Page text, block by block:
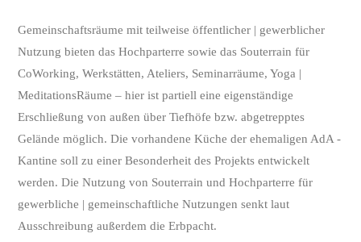
Gemeinschaftsräume mit teilweise öffentlicher | gewerblicher
Nutzung bieten das Hochparterre sowie das Souterrain für
CoWorking, Werkstätten, Ateliers, Seminarräume, Yoga |
MeditationsRäume – hier ist partiell eine eigenständige
Erschließung von außen über Tiefhöfe bzw. abgetrepptes
Gelände möglich. Die vorhandene Küche der ehemaligen AdA -
Kantine soll zu einer Besonderheit des Projekts entwickelt
werden. Die Nutzung von Souterrain und Hochparterre für
gewerbliche | gemeinschaftliche Nutzungen senkt laut
Ausschreibung außerdem die Erbpacht.